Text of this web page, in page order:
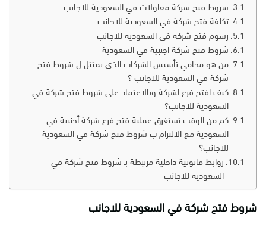
شروط فتح شركة مقاولات في السعودية للاجانب
تكلفة فتح شركة في السعودية للاجانب
رسوم فتح شركة في السعودية للاجانب
شروط فتح شركة اجنبية في السعودية
من هو محامي تأسيس الشركات الذي يمتثل ل شروط فتح
شركة في السعودية للاجانب ؟
كيف افتح فرع لشركة وبالاعتماد على شروط فتح شركة في
السعودية للاجانب؟
كم من الوقت تستغرق عملية فتح فرع شركة أجنبية في
السعودية مع الالتزام ب شروط فتح شركة في السعودية
للاجانب؟
روابط قانونية داخلية مرتبطة بـ شروط فتح شركة في
السعودية للاجانب
شروط فتح شركة في السعودية للاجانب